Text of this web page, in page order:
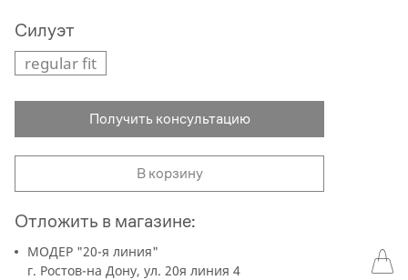
Силуэт
regular fit
Получить консультацию
В корзину
Отложить в магазине:
МОДЕР "20-я линия"
г. Ростов-на Дону, ул. 20я линия 4